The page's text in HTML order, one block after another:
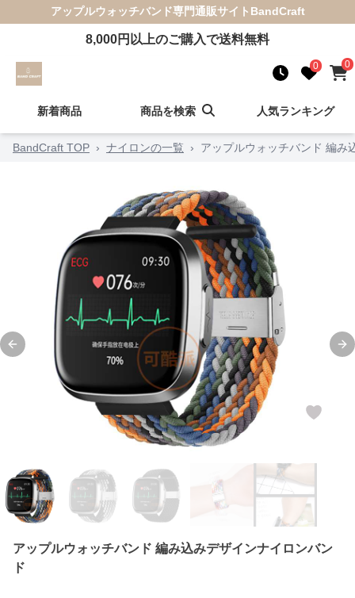
アップルウォッチバンド専門通販サイト BandCraft
8,000円以上のご購入で送料無料
0 0
新着商品 商品を検索 人気ランキング
BandCraft TOP › ナイロンの一覧 › アップルウォッチバンド 編み
Previous slide
アップルウォッチバンド 編み込みデザインナイロンバン
ド